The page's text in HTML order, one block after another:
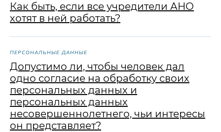
Как быть, если все учредители АНО
хотят в ней работать?
ПЕРСОНАЛЬНЫЕ ДАННЫЕ
Допустимо ли, чтобы человек дал
одно согласие на обработку своих
персональных данных и
персональных данных
несовершеннолетнего, чьи интересы
он представляет?